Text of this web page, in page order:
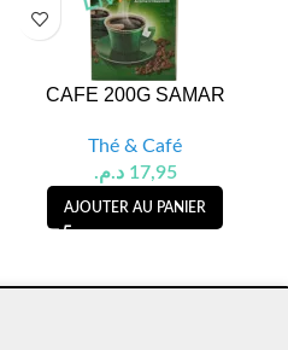
CAFE 200G SAMAR
Thé & Café
17,95 د.م.
AJOUTER AU PANIER